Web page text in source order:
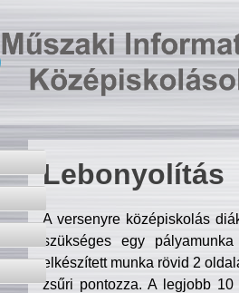
Lebonyolítás
A versenyre középiskolás
szükséges egy
elkészített munka rövid 2
zsűri pontozza. A legjobb